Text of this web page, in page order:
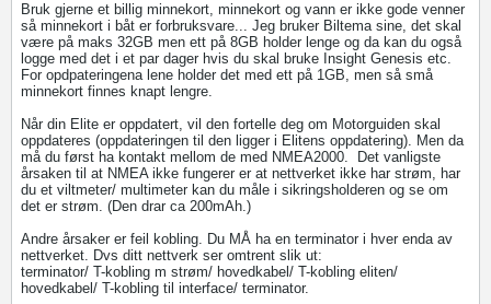
Bruk gjerne et billig minnekort, minnekort og vann er ikke gode venner
så minnekort i båt er forbruksvare... Jeg bruker Biltema sine, det skal
være på maks 32GB men ett på 8GB holder lenge og da kan du også
logge med det i et par dager hvis du skal bruke Insight Genesis etc.
For opdpateringena lene holder det med ett på 1GB, men så små
minnekort finnes knapt lengre.
Når din Elite er oppdatert, vil den fortelle deg om Motorguiden skal
oppdateres (oppdateringen til den ligger i Elitens oppdatering). Men da
må du først ha kontakt mellom de med NMEA2000.
Det vanligste
årsaken til at NMEA ikke fungerer er at nettverket ikke har strøm, har
du et viltmeter/ multimeter kan du måle i sikringsholderen og se om
det er strøm. (Den drar ca 200mAh.)
Andre årsaker er feil kobling. Du MÅ ha en terminator i hver enda av
nettverket. Dvs ditt nettverk ser omtrent slik ut:
terminator/ T-kobling m strøm/ hovedkabel/ T-kobling eliten/
hovedkabel/ T-kobling til interface/ terminator.